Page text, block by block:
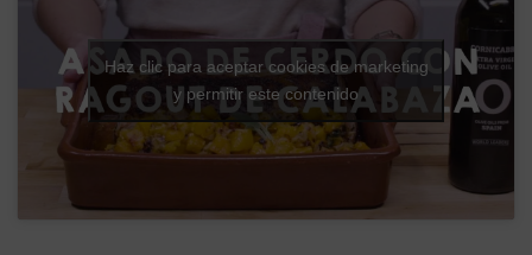
Haz clic para aceptar cookies de marketing
y permitir este contenido